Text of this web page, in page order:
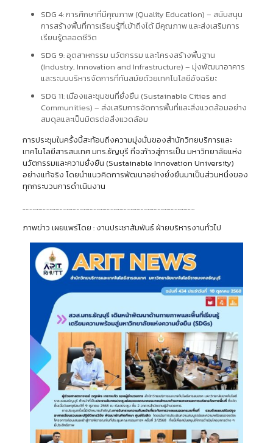
SDG 4: การศึกษาที่มีคุณภาพ (Quality Education) – สนับสนุน
การสร้างพื้นที่การเรียนรู้ที่เข้าถึงได้ มีคุณภาพ และส่งเสริมการ
เรียนรู้ตลอดชีวิต
SDG 9: อุตสาหกรรม นวัตกรรม และโครงสร้างพื้นฐาน
(Industry, Innovation and Infrastructure) – มุ่งพัฒนาอาคาร
และระบบบริหารจัดการที่ทันสมัยด้วยเทคโนโลยีอัจฉริยะ
SDG 11: เมืองและชุมชนที่ยั่งยืน (Sustainable Cities and
Communities) – ส่งเสริมการจัดการพื้นที่และสิ่งแวดล้อมอย่าง
สมดุลและเป็นมิตรต่อสิ่งแวดล้อม
การประชุมในครั้งนี้สะท้อนถึงความมุ่งมั่นของสำนักวิทยบริการและ
เทคโนโลยีสารสนเทศ มทร.ธัญบุรี ที่จะก้าวสู่การเป็น มหาวิทยาลัยแห่ง
นวัตกรรมและความยั่งยืน (Sustainable Innovation University)
อย่างแท้จริง โดยนำแนวคิดการพัฒนาอย่างยั่งยืนมาเป็นส่วนหนึ่งของ
ทุกกระบวนการดำเนินงาน
………………………………………………………………………………………………………….
ภาพข่าว เผยแพร่โดย : งานประชาสัมพันธ์ ฝ่ายบริหารงานทั่วไป